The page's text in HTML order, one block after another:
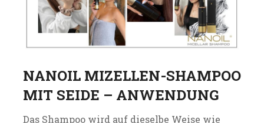
NANOIL MIZELLEN-SHAMPOO
MIT SEIDE – ANWENDUNG
Das Shampoo wird auf dieselbe Weise wie